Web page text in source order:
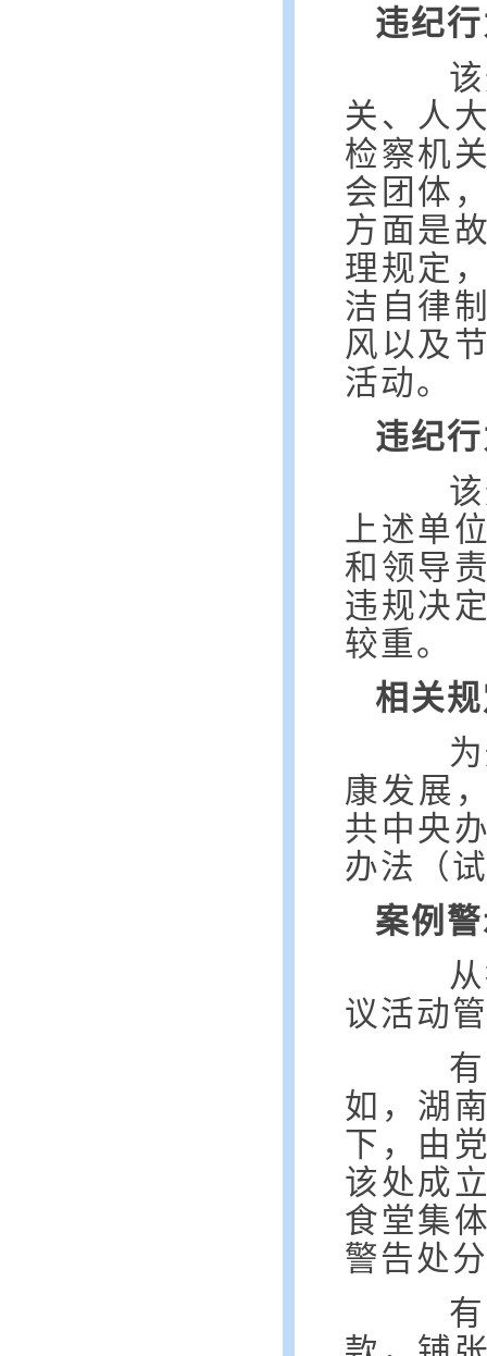
违纪
关、人
检察机
会团体
方面是
理规定
洁自律
风以及
活动。
违纪
该
上述单
和领导
违规决
较重。
相关
为
康发展
共中央
办法（
案例
从
议活动
有的
如，湖
下，由
该处成
食堂集
警告处
有的